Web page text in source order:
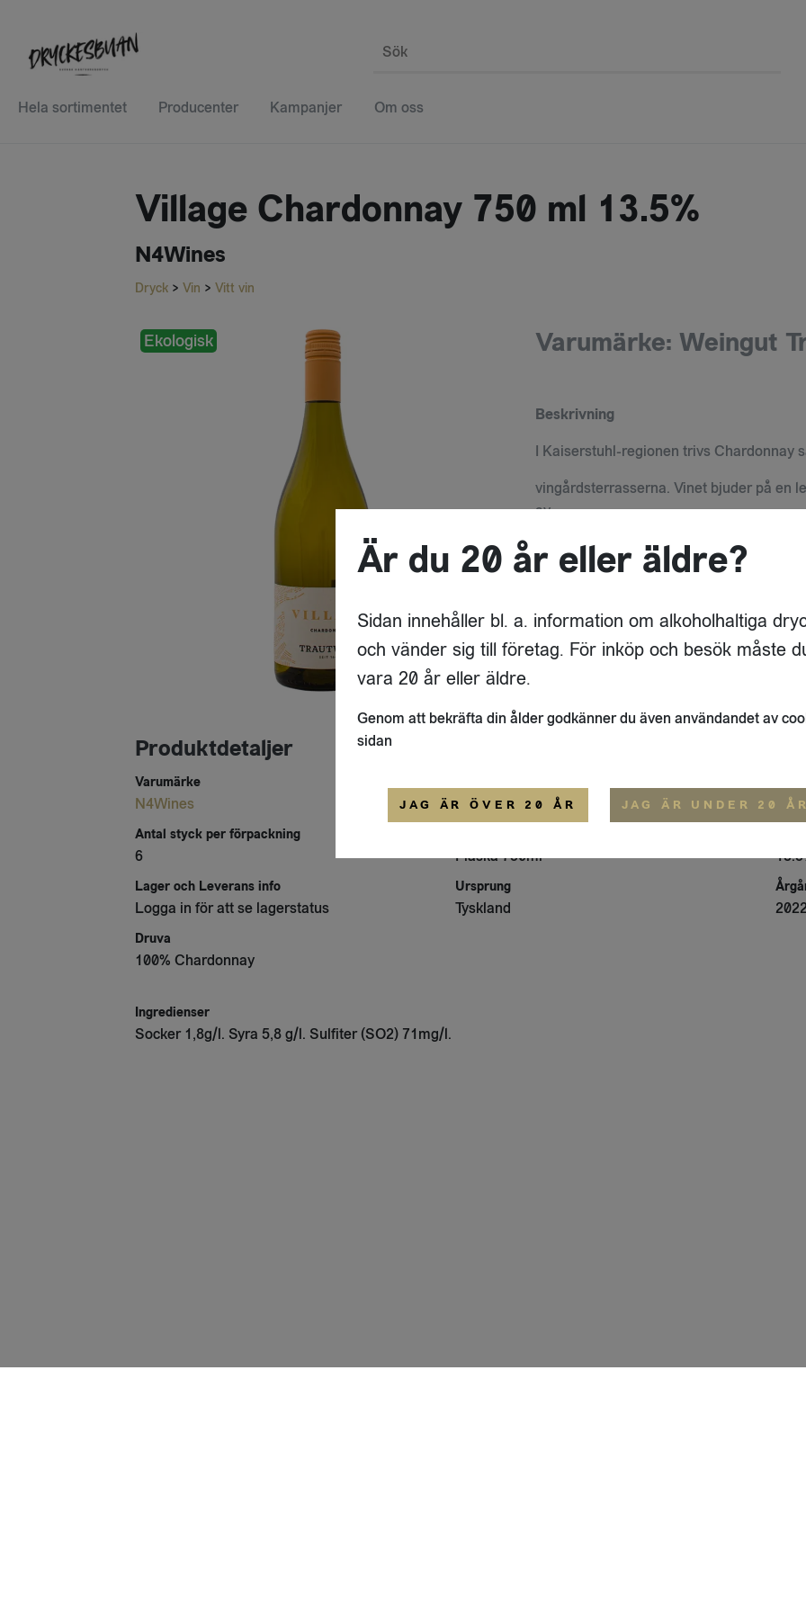
Sök
Hela sortimentet Producenter Kampanjer Om oss
Village Chardonnay 750 ml 13.5%
N4Wines
Dryck > Vin > Vitt vin
Ekologisk Varumärke: Weingut
Beskrivning
I Kaiserstuhl-regionen trivs Chardonnay
vingårdsterrasserna. Vinet bjuder på en
av
anis samt lätta aromer av vanilj och
Passar till
Handskördade biodynamiskt odlade
Produktdetaljer
Varumärke
N4Wines 735007288111212515
Antal styck per förpackning
6 Flaska 750ml 13.5
Lager och Leverans info
Logga in för att se lagerstatus
Ursprung
Tyskland 2022
Druva
100% Chardonnay
Ingredienser
Socker 1,8g/l. Syra 5,8 g/l. Sulfiter (SO2) 71mg/l.
Är du 20 år eller äldre?
Sidan innehåller bl. a. information om alkoholhaltiga
och vänder sig till företag. För inköp och besök måste
vara 20 år eller äldre.
Genom att bekräfta din ålder godkänner du även användandet av
sidan
JAG ÄR ÖVER 20 ÅR JAG ÄR UNDER 20 ÅR